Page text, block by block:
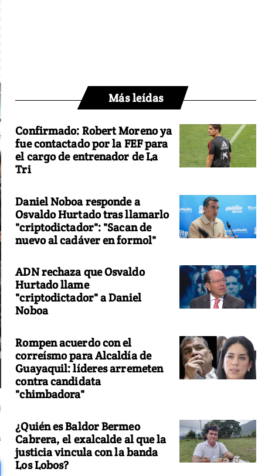
Más leídas
Confirmado: Robert Moreno ya
fue contactado por la FEF para
el cargo de entrenador de La
Tri
Daniel Noboa responde a
Osvaldo Hurtado tras llamarlo
"criptodictador": "Sacan de
nuevo al cadáver en formol"
ADN rechaza que Osvaldo
Hurtado llame
"criptodictador" a Daniel
Noboa
Rompen acuerdo con el
correísmo para Alcaldía de
Guayaquil: líderes arremeten
contra candidata
"chimbadora"
¿Quién es Baldor Bermeo
Cabrera, el exalcalde al que la
justicia vincula con la banda
Los Lobos?